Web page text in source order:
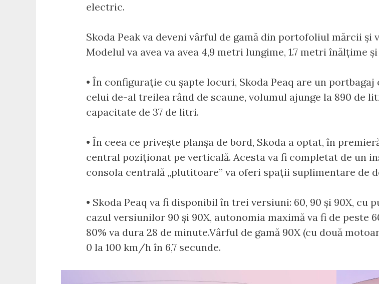
electric.
Skoda Peak va deveni vârful de gamă din portofoliul mărcii și
Modelul va avea va avea 4,9 metri lungime, 1.7 metri înălțime
• În configurație cu șapte locuri, Skoda Peaq are un
celui de-al treilea rând de scaune, volumul ajunge la 890 de
capacitate de 37 de litri.
• În ceea ce privește planșa de bord, Skoda a optat, în
central poziționat pe verticală. Acesta va fi completat de un
consola centrală „plutitoare” va oferi spații suplimentare de
• Skoda Peaq va fi disponibil în trei versiuni: 60, 90 și 90X, cu
cazul versiunilor 90 și 90X, autonomia maximă va fi de peste
80% va dura 28 de minute.Vârful de gamă 90X (cu două
0 la 100 km/h în 6,7 secunde.